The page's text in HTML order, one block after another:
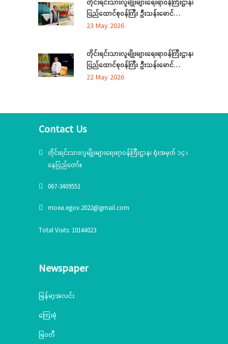
ပြည်ထောင်စုဝန်ကြီး ဦးသန်းမောင်
ကရင်ပြည်နယ် အတွင်းရှိ တိုင်းရင်းသား
စကားပြောကြား
23 May 2026
တိုင်းရင်းသားလူမျိုးများရေးရာဝန်ကြီးဌာန၊
ပြည်ထောင်စုဝန်ကြီး ဦးသန်းမောင်
မွန်ပြည်နယ် အတွင်းရှိ တိုင်းရင်းသားစာပေ
22 May 2026
Contact Us
တိုင်းရင်းသားလူမျိုးများရေးရာဝန်ကြီးဌာန၊ ရုံးအမှတ် ၁၄ ၊
နေပြည်တော်။
067-3409551
moea.egov.2022@gmail.com
Total Visits: 10144023
Newspaper
မြန်မာ့အလင်း
ကြေးမုံ
မြဝတီ